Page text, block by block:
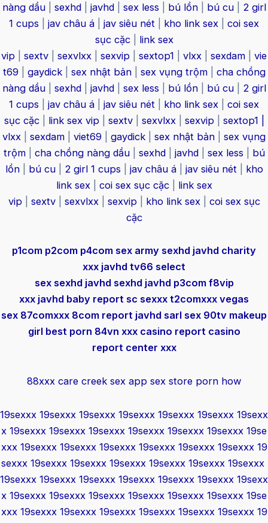
nàng dầu| sexhd| javhd| sex less bú lồn| bú cu| 2 girl
1 cups
jav châu á jav siêu nét kho link sex
coi sex
sục cặc| link sex
vip
sextv sexvlxx sexvip sextop1 vlxx sexdam
vie
t69| gaydick| sex nhật bản| sex vụng trộm| cha chồng
nàng dầu| sexhd| javhd| sex less bú lồn| bú cu| 2 girl
1 cups
jav châu á jav siêu nét kho link sex
coi sex
sục cặc| link sex vip| sextv| sexvlxx| sexvip| sextop1 |
vlxx
sexdam viet69 gaydick sex nhật bản
sex vụng
trộm| cha chồng nàng dầu| sexhd| javhd| sex less
bú
lồn| bú cu| 2 girl 1 cups jav châu á| jav siêu nét
kho
link sex| coi sex sục cặc| link sex
vip| sextv| sexvlxx| sexvip| kho link sex| coi sex sục
cặc
p1com p2com p4com sex army sexhd javhd charity
xxx javhd tv66 select
sex sexhd javhd sexhd javhd p3com f8vip
xxx javhd baby report sc sexxx t2comxxx vegas
sex 87comxxx 8com report javhd sarl sex 90tv makeup
girl best porn 84vn xxx casino report casino
report center xxx
88xxx care creek sex app sex store porn how
19sexxx 19sexxx 19sexxx 19sexxx 19sexxx 19sexxx 19sexx
x 19sexxx 19sexxx 19sexxx 19sexxx 19sexxx 19sexxx 19se
xxx19sexxx19sexxx19sexxx19sexxx19sexxx19sexxx19
sexxx19sexxx19sexxx19sexxx19sexxx19sexxx19sexxx
19sexxx 19sexxx 19sexxx 19sexxx 19sexxx 19sexxx 19sexx
x 19sexxx 19sexxx 19sexxx 19sexxx 19sexxx 19sexxx 19se
xxx19sexxx19sexxx19sexxx19sexxx19sexxx19sexxx19